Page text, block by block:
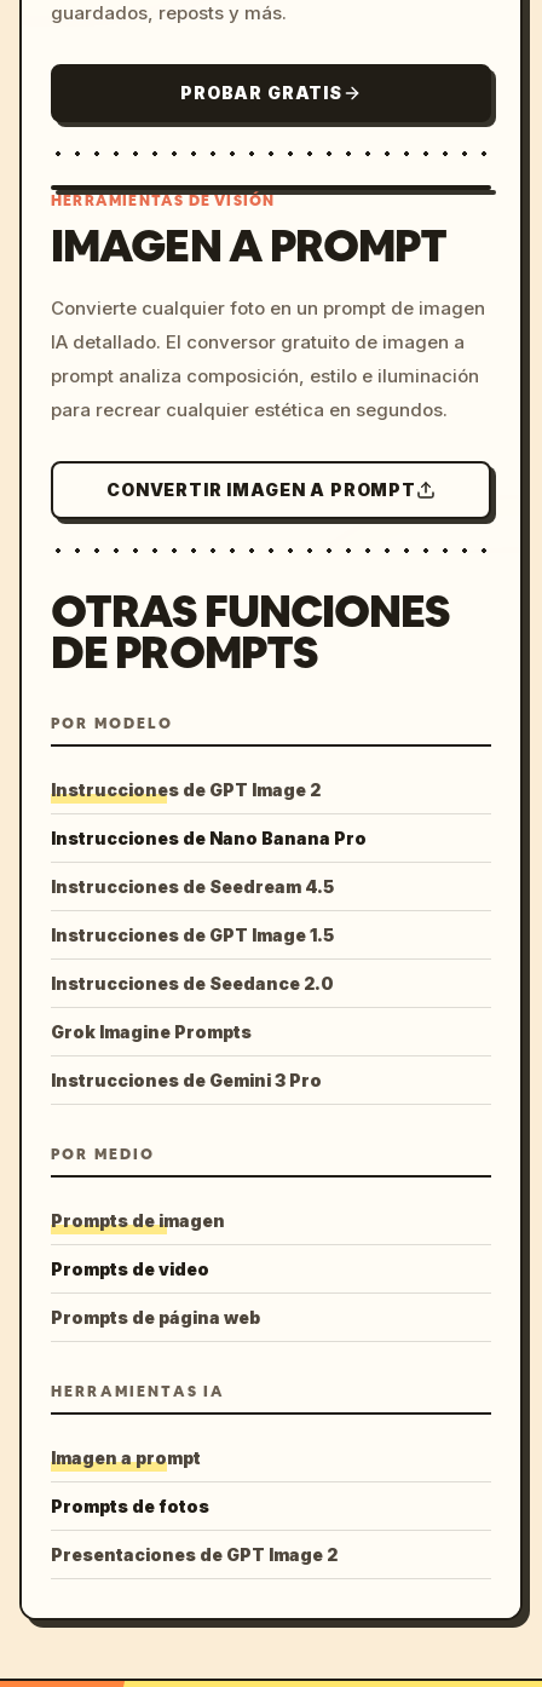
guardados, reposts y más.
PROBAR GRATIS
c, cyberpunk sunset, neon
colors, 8k --v 6.0
HERRAMIENTAS DE VISIÓN
IMAGEN A PROMPT
Convierte cualquier foto en un prompt de imagen
IA detallado. El conversor gratuito de imagen a
prompt analiza composición, estilo e iluminación
para recrear cualquier estética en segundos.
CONVERTIR IMAGEN A PROMPT
OTRAS FUNCIONES
DE PROMPTS
POR MODELO
Instrucciones de GPT Image 2
Instrucciones de Nano Banana Pro
Instrucciones de Seedream 4.5
Instrucciones de GPT Image 1.5
Instrucciones de Seedance 2.0
Grok Imagine Prompts
Instrucciones de Gemini 3 Pro
POR MEDIO
Prompts de imagen
Prompts de video
Prompts de página web
HERRAMIENTAS IA
Imagen a prompt
Prompts de fotos
Presentaciones de GPT Image 2